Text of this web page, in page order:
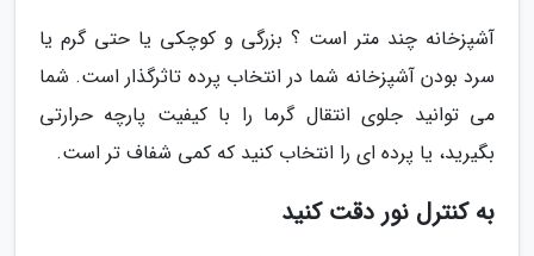
آشپزخانه چند متر است ؟ بزرگی و کوچکی یا حتی گرم یا
سرد بودن آشپزخانه شما در انتخاب پرده تاثرگذار است. شما
می توانید جلوی انتقال گرما را با کیفیت پارچه حرارتی
بگیرید، یا پرده ای را انتخاب کنید که کمی شفاف تر است.
به کنترل نور دقت کنید